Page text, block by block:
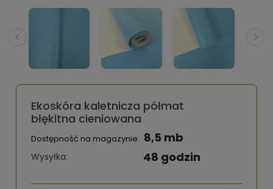
Ekoskóra kaletnicza półmat
błękitna cieniowana
Dostępność na magazynie: 8,5 mb
Wysyłka: 48 godzin